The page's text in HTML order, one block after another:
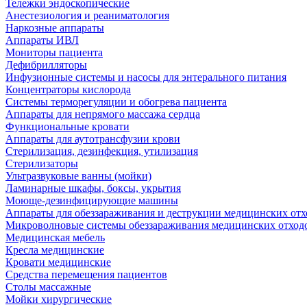
Тележки эндоскопические
Анестезиология и реаниматология
Наркозные аппараты
Аппараты ИВЛ
Мониторы пациента
Дефибрилляторы
Инфузионные системы и насосы для энтерального питания
Концентраторы кислорода
Системы терморегуляции и обогрева пациента
Аппараты для непрямого массажа сердца
Функциональные кровати
Аппараты для аутотрансфузии крови
Стерилизация, дезинфекция, утилизация
Стерилизаторы
Ультразвуковые ванны (мойки)
Ламинарные шкафы, боксы, укрытия
Моюще-дезинфицирующие машины
Аппараты для обеззараживания и деструкции медицинских
Микроволновые системы обеззараживания медицинских
Медицинская мебель
Кресла медицинские
Кровати медицинские
Средства перемещения пациентов
Столы массажные
Мойки хирургические